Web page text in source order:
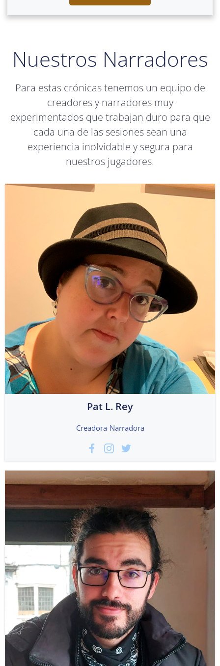
Nuestros Narradores
Para estas crónicas tenemos un equipo de
creadores y narradores muy
experimentados que trabajan duro para que
cada una de las sesiones sean una
experiencia inolvidable y segura para
nuestros jugadores.
Pat L. Rey
Creadora-Narradora